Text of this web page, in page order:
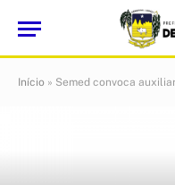
Início » Semed convoca auxiliares